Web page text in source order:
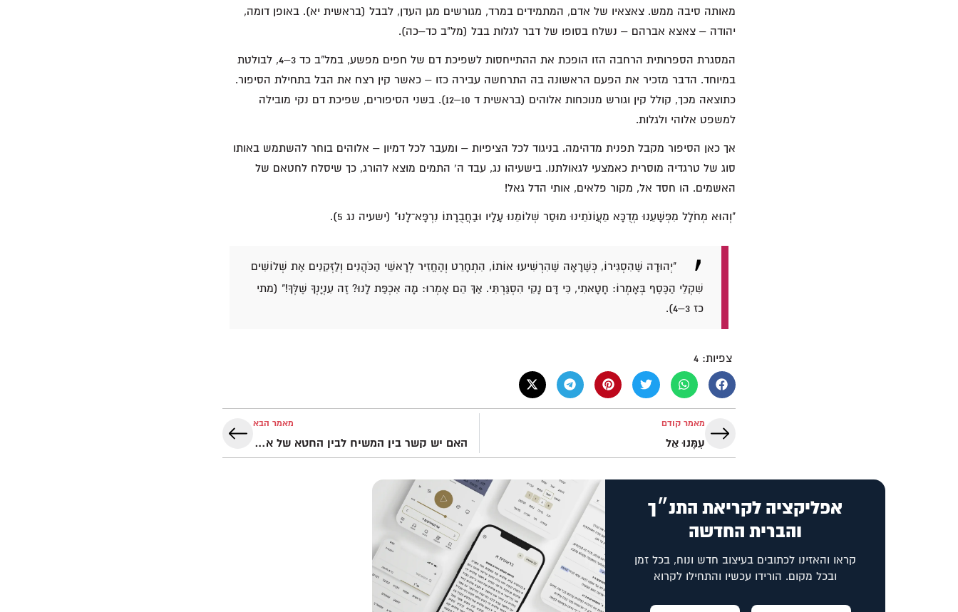
מאותה סיבה ממש. צאצאיו של אדם, המתמידים במרד, מגורשים מגן העדן, לבבל (בראשית יא). באופן דומה,
יהודה – צאצא אברהם – נשלח בסופו של דבר לגלות בבל (מל"ב כד–כה).
המסגרת הספרותית הרחבה הזו הופכת את ההתייחסות לשפיכת דם של חפים מפשע, במל"ב כד 3–4, לבולטת
במיוחד. הדבר מזכיר את הפעם הראשונה בה התרחשה עבירה כזו – כאשר קין רצח את הבל בתחילת הסיפור.
כתוצאה מכך, קולל קין וגורש מנוכחות אלוהים (בראשית ד 10–12). בשני הסיפורים, שפיכת דם נקי מובילה
למשפט אלוהי ולגלות.
אך כאן הסיפור מקבל תפנית מדהימה. בניגוד לכל הציפיות – ומעבר לכל דמיון – אלוהים בוחר להשתמש באותו
סוג של טרגדיה מוסרית כאמצעי לגאולתנו. בישעיהו נג, עבד ה' התמים מוצא להורג, כך שיסלח לחטאם של
האשמים. הו חסד אל, מקור פלאים, אותי הדל גאל!
"וְהוּא מְחֹלָל מִפְּשָׁעֵנוּ מְדֻכָּא מֵעֲוֹנֹתֵינוּ מוּסַר שְׁלוֹמֵנוּ עָלָיו וּבַחֲבֻרָתוֹ נִרְפָּא־לָנוּ" (ישעיה נג 5).
"יְהוּדָה שֶׁהִסְגִּירוֹ, כְּשֶׁרָאָה שֶׁהִרְשִׁיעוּ אוֹתוֹ, הִתְחָרֵט וְהֶחֱזִיר לְרָאשֵׁי הַכֹּהֲנִים וְלַזְּקֵנִים אֶת שְׁלוֹשִׁים
שִׁקְלֵי הַכֶּסֶף בְּאָמְרוֹ: חָטָאתִי, כִּי דָּם נָקִי הִסְגַּרְתִּי. אַךְ הֵם אָמְרוּ: מָה אִכְפַּת לָנוּ? זֶה עִנְיָנְךָ שֶׁלְּךָ!" (מתי
כז 3–4).
צפיות: 4
מאמר קודם
עִמָּנוּ אֵל
מאמר הבא
האם יש קשר בין המשיח לבין החטא של אדם וחוה בבראשית פרק ג׳?
אפליקציה לקריאת התנ״ך
והברית החדשה
קראו והאזינו לכתובים בעיצוב חדש ונוח, בכל זמן
ובכל מקום. הורידו עכשיו והתחילו לקרוא